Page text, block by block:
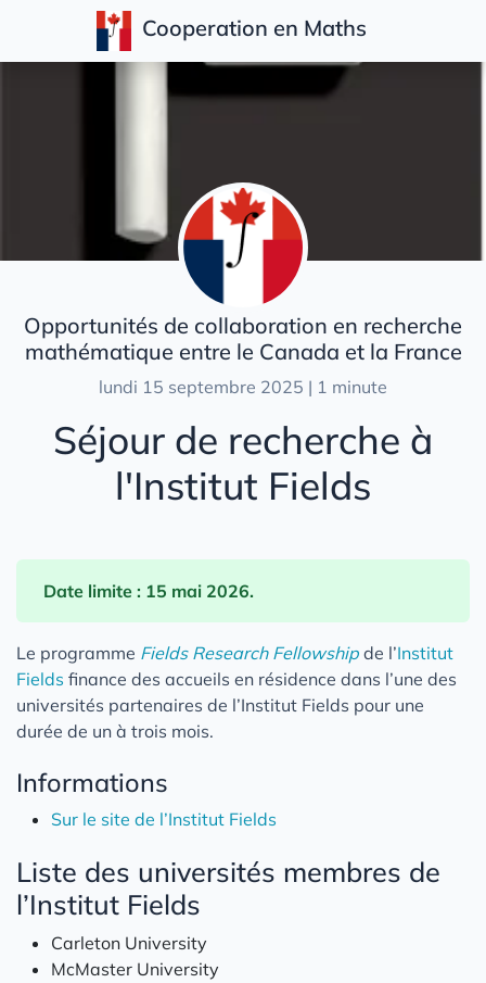
Cooperation en Maths
Opportunités de collaboration en recherche
mathématique entre le Canada et la France
lundi 15 septembre 2025 | 1 minute
Séjour de recherche à
l'Institut Fields
Date limite : 15 mai 2026.
Le programme Fields Research Fellowship de l’Institut
Fields finance des accueils en résidence dans l’une des
universités partenaires de l’Institut Fields pour une
durée de un à trois mois.
Informations
Sur le site de l’Institut Fields
Liste des universités membres de
l’Institut Fields
Carleton University
McMaster University